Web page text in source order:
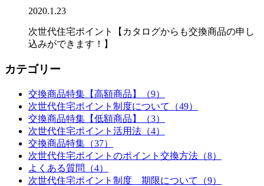
2020.1.23
次世代住宅ポイント【カタログからも交換商品の申し
込みができます！】
カテゴリー
交換商品特集【高額商品】（9）
次世代住宅ポイント制度について（49）
交換商品特集【低額商品】（3）
次世代住宅ポイント活用法（4）
交換商品特集（37）
次世代住宅ポイントのポイント交換方法（8）
よくある質問（4）
次世代住宅ポイント制度 期限について（9）